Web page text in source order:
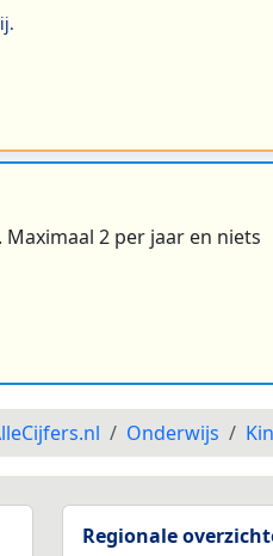
2 per jaar en niets
Onderwijs
Regionale